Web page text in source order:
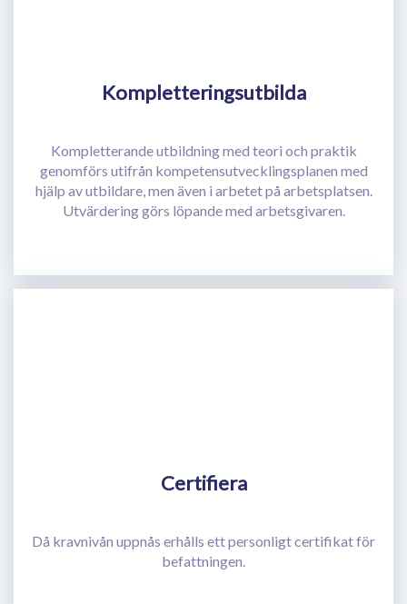
Kompletteringsutbilda
Kompletterande utbildning med teori och praktik
genomförs utifrån kompetensutvecklingsplanen med
hjälp av utbildare, men även i arbetet på arbetsplatsen.
Utvärdering görs löpande med arbetsgivaren.
Certifiera
Då kravnivån uppnås erhålls ett personligt certifikat för
befattningen.